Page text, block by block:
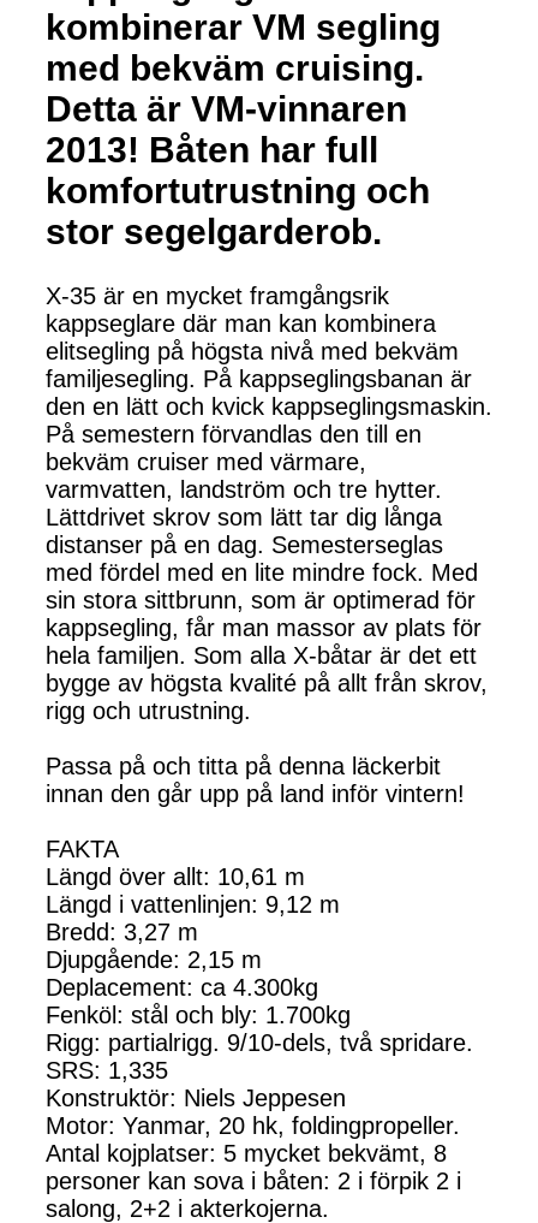
kombinerar VM segling
med bekväm cruising.
Detta är VM-vinnaren
2013! Båten har full
komfortutrustning och
stor segelgarderob.
X-35 är en mycket framgångsrik
kappseglare där man kan kombinera
elitsegling på högsta nivå med bekväm
familjesegling. På kappseglingsbanan är
den en lätt och kvick kappseglingsmaskin.
På semestern förvandlas den till en
bekväm cruiser med värmare,
varmvatten, landström och tre hytter.
Lättdrivet skrov som lätt tar dig långa
distanser på en dag. Semesterseglas
med fördel med en lite mindre fock. Med
sin stora sittbrunn, som är optimerad för
kappsegling, får man massor av plats för
hela familjen. Som alla X-båtar är det ett
bygge av högsta kvalité på allt från skrov,
rigg och utrustning.
Passa på och titta på denna läckerbit
innan den går upp på land inför vintern!
FAKTA
Längd över allt: 10,61 m
Längd i vattenlinjen: 9,12 m
Bredd: 3,27 m
Djupgående: 2,15 m
Deplacement: ca 4.300kg
Fenköl: stål och bly: 1.700kg
Rigg: partialrigg. 9/10-dels, två spridare.
SRS: 1,335
Konstruktör: Niels Jeppesen
Motor: Yanmar, 20 hk, foldingpropeller.
Antal kojplatser: 5 mycket bekvämt, 8
personer kan sova i båten: 2 i förpik 2 i
salong, 2+2 i akterkojerna.